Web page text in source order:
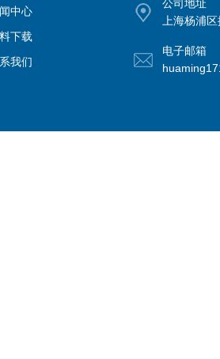
中心
下载
我们
公司地址
上海杨浦
电子邮箱